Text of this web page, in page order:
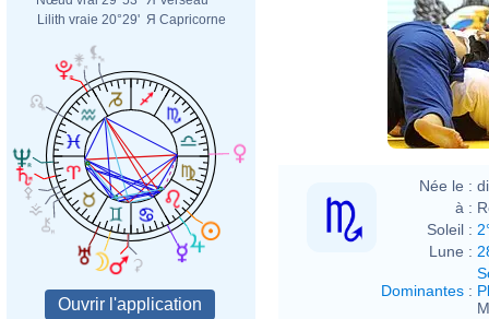
Lilith vraie 20°29' Я Capricorne
Née le :
à :
Soleil :
Lune :
Dominantes :